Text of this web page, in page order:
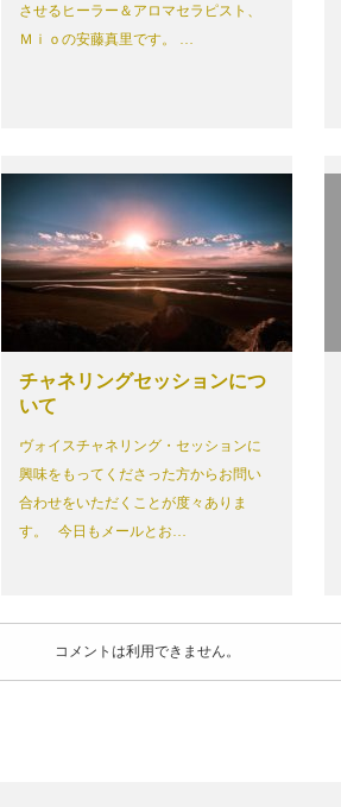
させるヒーラー＆アロマセラピスト、
Ｍｉｏの安藤真里です。 …
チャネリングセッションにつ
いて
ヴォイスチャネリング・セッションに
興味をもってくださった方からお問い
合わせをいただくことが度々ありま
す。 今日もメールとお…
コメントは利用できません。